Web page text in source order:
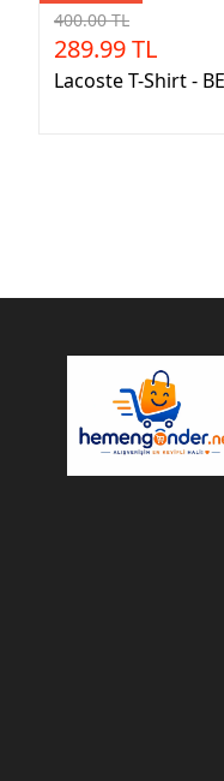
400.00 TL
289.99 TL
Lacoste T-Shirt -